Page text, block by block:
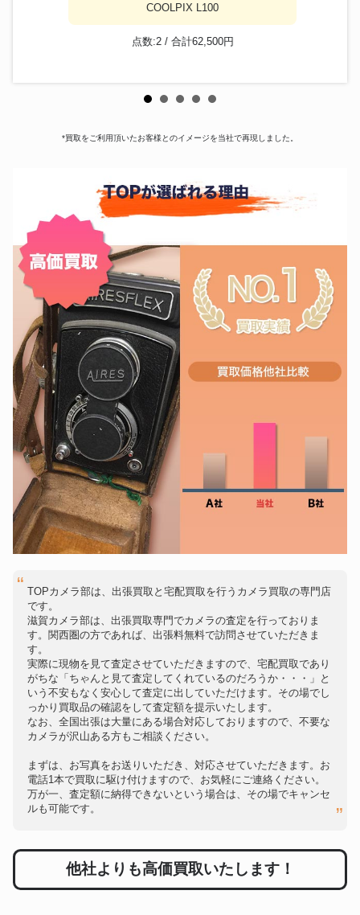
COOLPIX L100
点数:2 / 合計62,500円
*買取をご利用頂いたお客様とのイメージを当社で再現しました。
TOPカメラ部は、出張買取と宅配買取を行うカメラ買取の専門店
です。
滋賀カメラ部は、出張買取専門でカメラの査定を行っておりま
す。関西圏の方であれば、出張料無料で訪問させていただきま
す。
実際に現物を見て査定させていただきますので、宅配買取であり
がちな「ちゃんと見て査定してくれているのだろうか・・・」と
いう不安もなく安心して査定に出していただけます。その場でし
っかり買取品の確認をして査定額を提示いたします。
なお、全国出張は大量にある場合対応しておりますので、不要な
カメラが沢山ある方もご相談ください。
まずは、お写真をお送りいただき、対応させていただきます。お
電話1本で買取に駆け付けますので、お気軽にご連絡ください。
万が一、査定額に納得できないという場合は、その場でキャンセ
ルも可能です。
他社よりも高価買取いたします！